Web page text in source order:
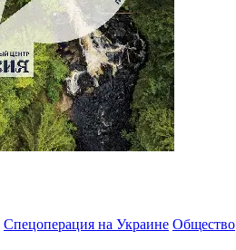
Спецоперация на Украине Общество